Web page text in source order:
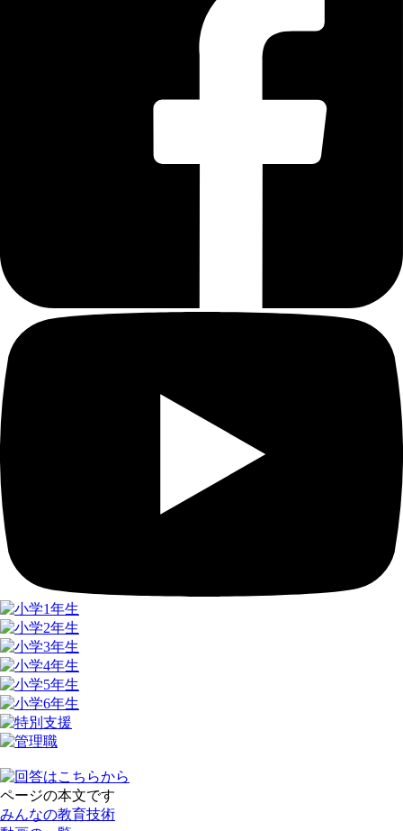
ページの本文です
みんなの教育技術